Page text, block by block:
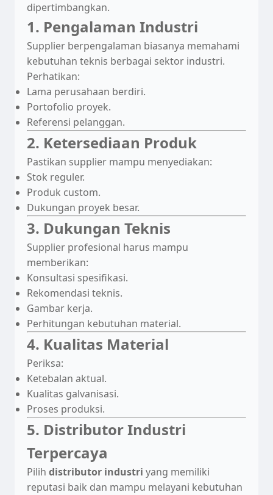
dipertimbangkan.
1. Pengalaman Industri
Supplier berpengalaman biasanya memahami
kebutuhan teknis berbagai sektor industri.
Perhatikan:
Lama perusahaan berdiri.
Portofolio proyek.
Referensi pelanggan.
2. Ketersediaan Produk
Pastikan supplier mampu menyediakan:
Stok reguler.
Produk custom.
Dukungan proyek besar.
3. Dukungan Teknis
Supplier profesional harus mampu
memberikan:
Konsultasi spesifikasi.
Rekomendasi teknis.
Gambar kerja.
Perhitungan kebutuhan material.
4. Kualitas Material
Periksa:
Ketebalan aktual.
Kualitas galvanisasi.
Proses produksi.
5. Distributor Industri
Terpercaya
Pilih distributor industri yang memiliki
reputasi baik dan mampu melayani kebutuhan